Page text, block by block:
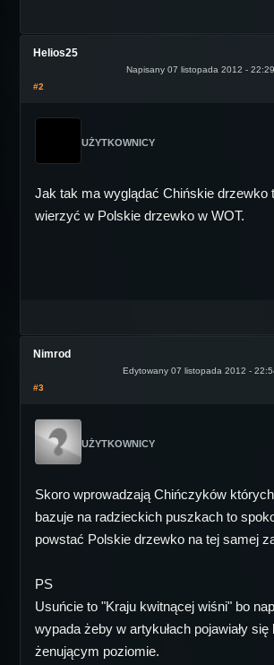
Helios25
Napisany 07 listopada 2012 - 22:29
#2
UŻYTKOWNICY
Jak tak ma wyglądać Chińskie drzewko
wierzyć w Polskie drzewko w WOT.
Nimrod
Edytowany 07 listopada 2012 -
#3
UŻYTKOWNICY
Skoro wprowadzają Chińczyków
bazuje na radzieckich puszkach to
powstać Polskie drzewko na tej samej
PS
Usuńcie to "Kraju kwitnącej wiśni" bo
wypada żeby w artykułach pojawiały się
żenującym poziomie.